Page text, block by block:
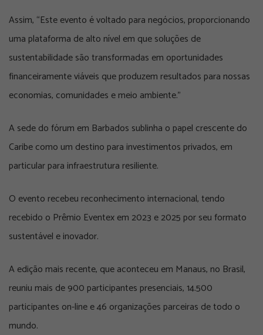
Assim, “Este evento é voltado para negócios, proporcionando
uma plataforma de alto nível em que soluções de
sustentabilidade são transformadas em oportunidades
financeiramente viáveis que produzem resultados para nossas
economias, comunidades e meio ambiente.”
A sede do fórum em Barbados sublinha o papel crescente do
Caribe como um destino para investimentos privados, em
particular para infraestrutura resiliente.
O evento recebeu reconhecimento internacional, tendo
recebido o Prêmio Eventex em 2023 e 2025 por seu formato
sustentável e inovador.
A edição mais recente, que aconteceu em Manaus, no Brasil,
reuniu mais de 900 participantes presenciais, 14.500
participantes on-line e 46 organizações parceiras de todo o
mundo.